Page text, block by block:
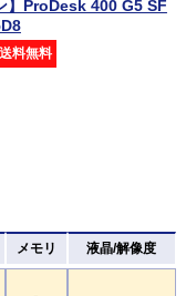
】ProDesk 400 G5 SF
送料無料
メモリ 液晶/解像度